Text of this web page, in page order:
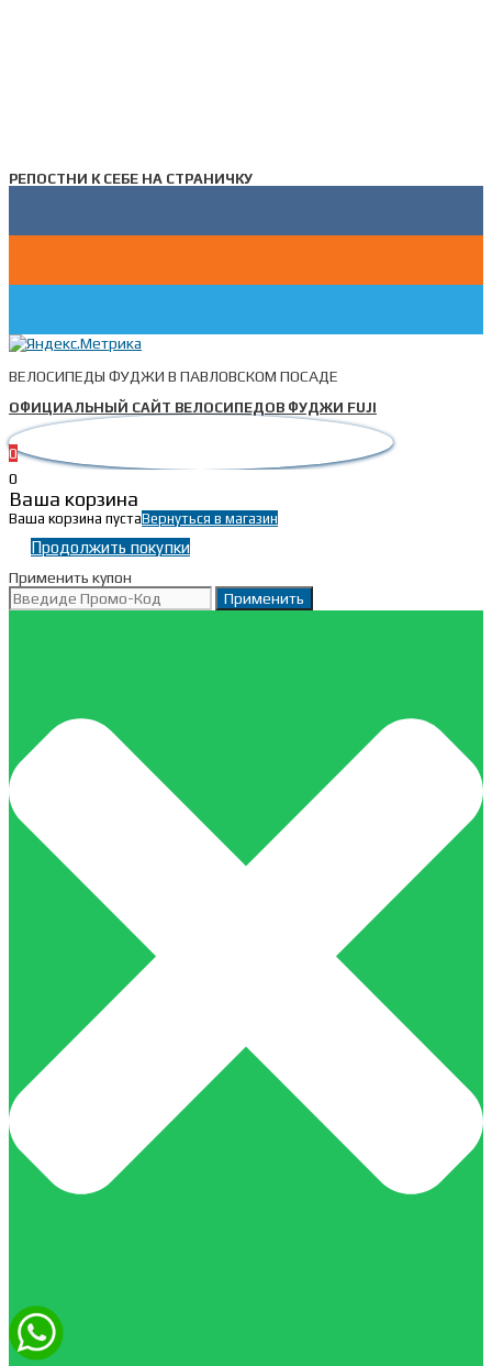
РЕПОСТНИ К СЕБЕ НА СТРАНИЧКУ
ВЕЛОСИПЕДЫ ФУДЖИ В ПАВЛОВСКОМ ПОСАДЕ
ОФИЦИАЛЬНЫЙ САЙТ ВЕЛОСИПЕДОВ ФУДЖИ FUJI
0
0
Ваша корзина
Ваша корзина пустаВернуться в магазин
Продолжить покупки
Применить купон
Применить